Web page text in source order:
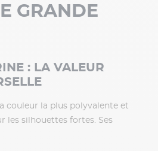
GRANDE
: LA VALEUR
couleur la plus polyvalente et
les silhouettes fortes. Ses